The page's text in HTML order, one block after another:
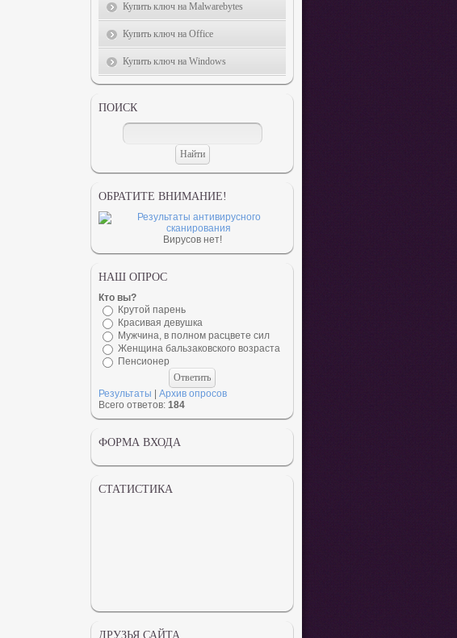
Купить ключ на Malwarebytes
Купить ключ на Office
Купить ключ на Windows
ПОИСК
ОБРАТИТЕ ВНИМАНИЕ!
Вирусов нет!
НАШ ОПРОС
Кто вы?
Крутой парень
Красивая девушка
Мужчина, в полном расцвете сил
Женщина бальзаковского возраста
Пенсионер
Результаты
Архив опросов
Всего ответов: 184
ФОРМА ВХОДА
СТАТИСТИКА
ДРУЗЬЯ САЙТА